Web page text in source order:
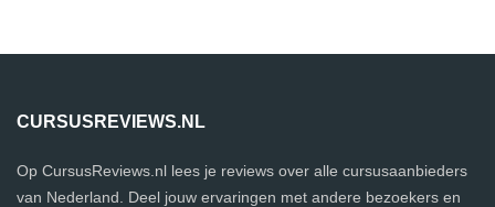
CURSUSREVIEWS.NL
Op CursusReviews.nl lees je reviews over alle cursusaanbieders
van Nederland. Deel jouw ervaringen met andere bezoekers en